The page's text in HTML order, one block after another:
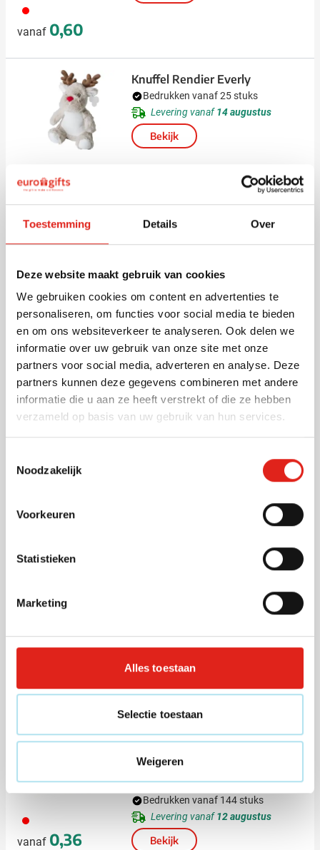
Toestemming Details Over
Deze website maakt gebruik van cookies
We gebruiken cookies om content en advertenties te
personaliseren, om functies voor social media te bieden
en om ons websiteverkeer te analyseren. Ook delen we
informatie over uw gebruik van onze site met onze
partners voor social media, adverteren en analyse. Deze
partners kunnen deze gegevens combineren met andere
informatie die u aan ze heeft verstrekt of die ze hebben
verzameld op basis van uw gebruik van hun services.
Noodzakelijk
Voorkeuren
Statistieken
Marketing
Alles toestaan
Selectie toestaan
Weigeren
008
vanaf 0,60
vanaf 3,95
Knuffel Rendier Everly
Bedrukken vanaf 25 stuks
Levering vanaf14 augustus
Bekijk
018
vanaf 20,13
Geschenkset Rituals Hammam
Vanaf 30 stuks
Levering vanaf14 augustus
Bekijk
vanaf 20,13
Geschenkset Rituals Jing Small
Vanaf 30 stuks
Levering vanaf14 augustus
25 augustus
Bekijk
008
vanaf 0,36
Kerstmuts Santa | Vilt | Met
pompon
Bedrukken vanaf 144 stuks
Levering vanaf12 augustus
Bekijk